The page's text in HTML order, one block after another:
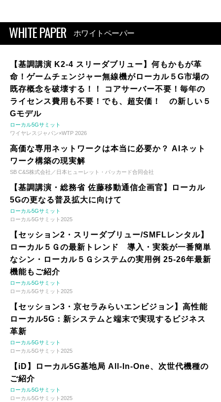
WHITE PAPER ホワイトペーパー
【基調講演 K2-4 スリーダブリュー】何もかもが革
命！ゲームチェンジャー無線機がローカル５G市場の
既存概念を破壊する！！ コアサーバー不要！毎年の
ライセンス費用も不要！でも、超安価！ の新しい５
Gモデル
ローカル5Gサミット
ワイヤレスジャパン×WTP 2026
高価な専用ネットワークは本当に必要か？ AIネット
ワーク構築の現実解
SB C&S株式会社／日本ヒューレット・パッカード合同会社
【基調講演・総務省 佐藤移動通信企画官】ローカル
5Gの更なる普及拡大に向けて
ローカル5Gサミット
ローカル5Gサミット2025
【セッション2・スリーダブリュー/SMFLレンタル】
ローカル５Ｇの最新トレンド 導入・実装が一番簡単
なシン・ローカル５Ｇシステムの実用例 25-26年最新
機能もご紹介
ローカル5Gサミット
ローカル5Gサミット2025
【セッション3・京セラみらいエンビジョン】高性能
ローカル5G：新システムと端末で実現するビジネス
革新
ローカル5Gサミット
ローカル5Gサミット2025
【iD】ローカル5G基地局 All-In-One、次世代機種の
ご紹介
ローカル5Gサミット
ローカル5Gサミット2025